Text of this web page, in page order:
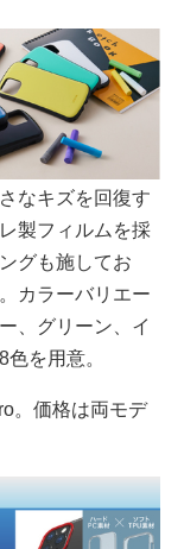
なキズを回復す
製フィルムを採
グも施してお
カラーバリエー
、グリーン、イ
を用意。
。価格は両モデ